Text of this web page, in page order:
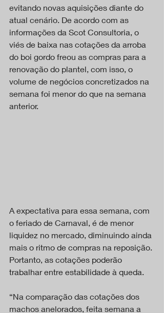
evitando novas aquisições diante do
atual cenário. De acordo com as
informações da Scot Consultoria, o
viés de baixa nas cotações da arroba
do boi gordo freou as compras para a
renovação do plantel, com isso, o
volume de negócios concretizados na
semana foi menor do que na semana
anterior.
A expectativa para essa semana, com
o feriado de Carnaval, é de menor
liquidez no mercado, diminuindo ainda
mais o ritmo de compras na reposição.
Portanto, as cotações poderão
trabalhar entre estabilidade à queda.
“Na comparação das cotações dos
machos anelorados, feita semana a